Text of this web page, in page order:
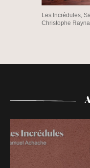
Les Incrédules,
Christophe